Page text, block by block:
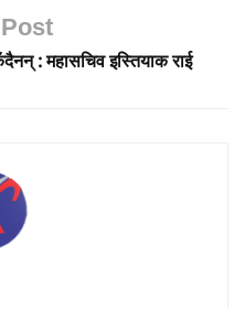
: महासचिव इस्तियाक राई